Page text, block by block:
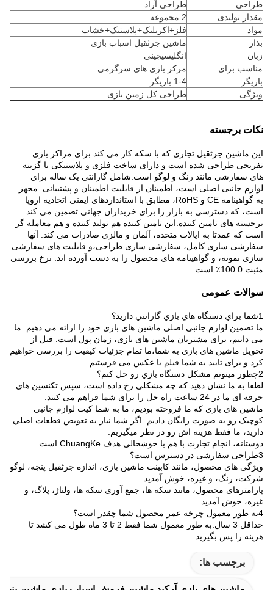
طراحی
طراحی آزاد
مقدار تولیدی
2 مجموعه
مواد
فلز+اکریلیک+پلاستیک+خشاب
بذار
ماشین جرثقیل اسباب بازی
زبان
انگليسيچيني
مناسب برای
مرکز بازی های سرگرمی
بازيگر
1-4 بازيگر
ویژگی
طراحی کل زمین بازی
نکات برجسته
این ماشین جرثقیل تجاری که با سکه کار می کند برای مراکز بازی
تفریحی طراحی شده است و دارای ساخت فلزی و پلاستیکی با گزینه
های سفارشی مانند رنگ و لوگو است.شامل گارانتی یک ساله برای
لوازم جانبی اصلی است، اطمینان از قابلیت اطمینان و پشتیبانی. مجهز
به گواهینامه CE و RoHS، مطابق با استانداردهای ایمنی اتحادیه اروپا
است، که دسترسی به بازار را برای خریداران جهانی تضمین می کند.
برجسته های تامین کننده:این تامین کننده هم تولید کننده و هم معامله گر
است که عمدتا به ایالات متحده، آلمان و مالزی صادرات می کند. آنها
سفارشی سازی کامل، سفارشی سازی طراحی،و قابلیت های سفارشی
سازی نمونه، و گواهینامه های محصول را به دست آورده اند. نرخ بررسی
مثبت 100.0٪ است.
سوالات عمومی
1شما براي دستگاه هاي بازي گارانتي داريد؟
ما تضمین لوازم جانبی اصلی ماشین های بازی خود را ارائه می دهیم. ما
می دانیم، برای مشتریان ماشین های بازی، زمان پول است. قبل از
تحویل ماشین های بازی به شما،ما تمام جزئیات کیفیت را بررسی خواهیم
کرد و برای تایید به شما فیلم یا عکس می فرستیم..
2چطور ميتونم مشکل دستگاه بازي رو حل کنم؟
لطفا به ما نشان دهید که چه مشکلی رخ داده است، سپس تکنسین های
حرفه ای ما در 24 ساعت راه حل را برای شما فراهم می کنند.
ماشين هاي بازي که ما فروخته بوديم، ما به شما کيت لوازم جانبي
کوچيک رو به صورت رایگان داديم. اگر شما نياز به تعويض قطعات اصلي
داريد، ما فقط هزینه اش رو در نظر ميگيريم.
دوستانه، انجام تجارت با هم با خوشحالي هدف ChuangKe است
3طراحی سفارشی در دسترس است؟
ویژگی های محصول، مانند کابینت ماشین بازی، اندازه جرثقیل پنجه، لوگو
شرکت، رنگ، و غیره، خوش آمدید.
پارامترهای محصول، مانند سکه ها، جمع آوری سکه ها، ولتاژ، پلاگ، و
غیره، خوش آمدید.
4به طور معمول چرخه عمر محصول شما چقدر است؟
حداقل 3 سال.به طور معمول شما فقط 2 تا 3 ماه طول می کشد تا
هزینه را پس بگیرید.
برچسب ها: